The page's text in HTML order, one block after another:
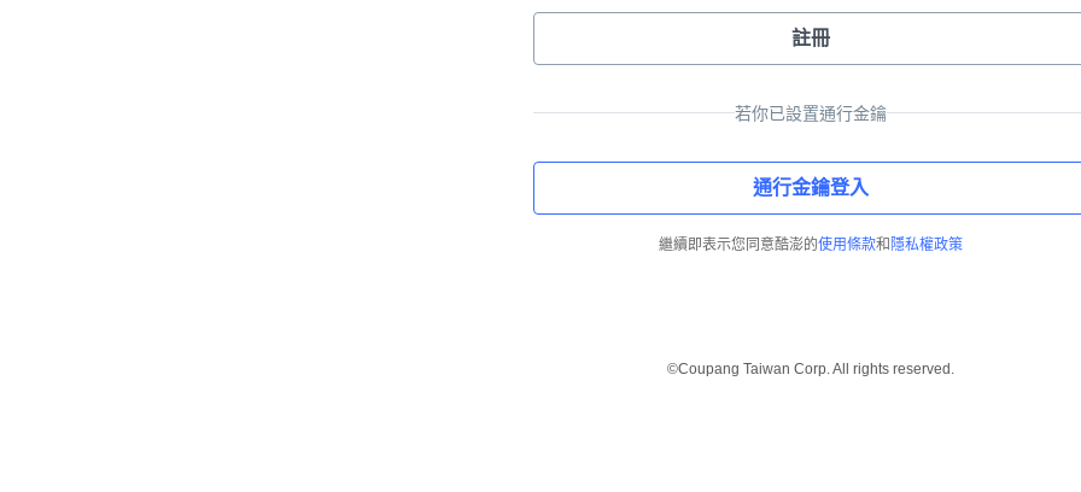
註冊
若你已設置通行金鑰
通行金鑰登入
繼續即表示您同意酷澎的使用條款和 隱私權政策
©Coupang Taiwan Corp. All rights reserved.